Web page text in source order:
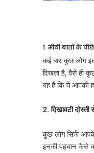
1. मीठी बातों के
कई बार कुछ लोग
दिखता है, वैसे ही
यह है कि ये आपकी
2. दिखावटी दोस्ती
कुछ लोग सिर्फ
इनकी पहचान कैसे